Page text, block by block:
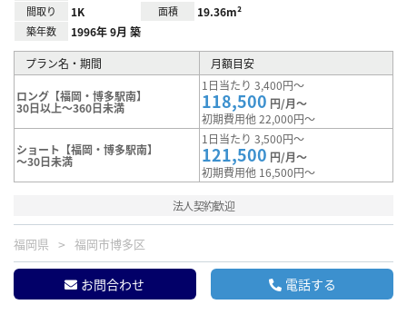
間取り 1K 面積 19.36m²
築年数 1996年 9月 築
プラン名・期間 月額目安
ロング【福岡・博多駅南】
30日以上～360日未満
1日当たり 3,400円～
118,500 円/月～
初期費用他 22,000円～
ショート【福岡・博多駅南】
～30日未満
1日当たり 3,500円～
121,500 円/月～
初期費用他 16,500円～
法人契約歓迎
福岡県 福岡市博多区
お問合わせ 電話する